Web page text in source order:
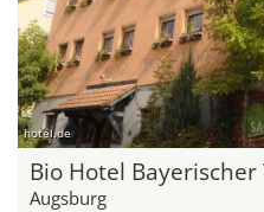
hotel.de
Bio Hotel
Augsburg